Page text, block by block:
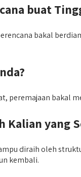
buat
bakal
peremajaan bakal
Kalian yang
diraih oleh
kembali.